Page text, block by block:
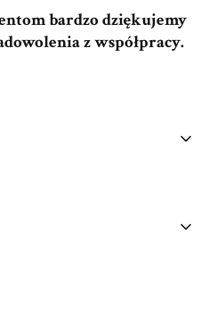
bardzo dziękujemy
z współpracy.